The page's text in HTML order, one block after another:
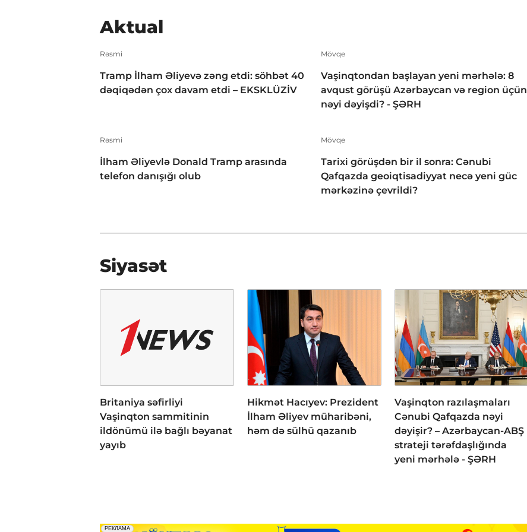
Aktual
Rəsmi
Tramp İlham Əliyevə zəng etdi: söhbət 40
dəqiqədən çox davam etdi – EKSKLÜZİV
Mövqe
Vaşinqtondan başlayan yeni mərhələ: 8
avqust görüşü Azərbaycan və region üçün
nəyi dəyişdi? - ŞƏRH
Rəsmi
İlham Əliyevlə Donald Tramp arasında
telefon danışığı olub
Mövqe
Tarixi görüşdən bir il sonra: Cənubi
Qafqazda geoiqtisadiyyat necə yeni güc
mərkəzinə çevrildi?
Siyasət
Britaniya səfirliyi
Vaşinqton sammitinin
ildönümü ilə bağlı bəyanat
yayıb
Hikmət Hacıyev: Prezident
İlham Əliyev müharibəni,
həm də sülhü qazanıb
Vaşinqton razılaşmaları
Cənubi Qafqazda nəyi
dəyişir? – Azərbaycan-ABŞ
strateji tərəfdaşlığında
yeni mərhələ - ŞƏRH